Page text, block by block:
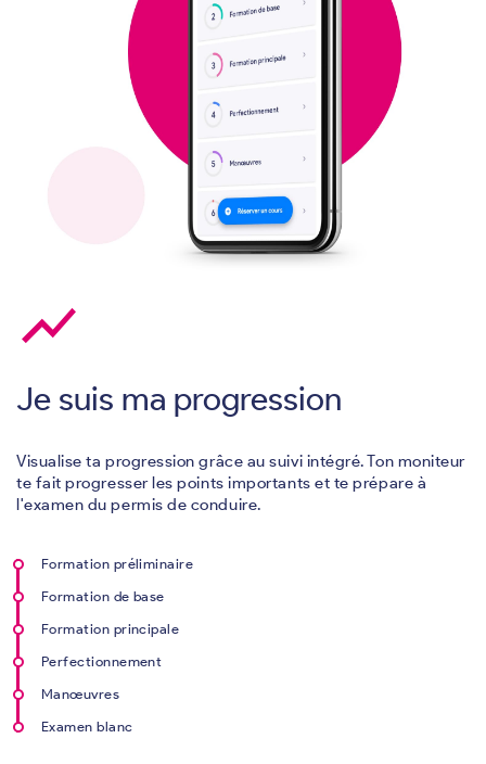
show_chart
Je suis ma progression
Visualise ta progression grâce au suivi intégré. Ton moniteur
te fait progresser les points importants et te prépare à
l'examen du permis de conduire.
Formation préliminaire
Formation de base
Formation principale
Perfectionnement
Manœuvres
Examen blanc